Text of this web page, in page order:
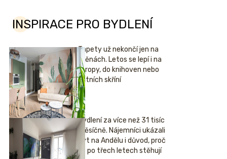
INSPIRACE PRO BYDLENÍ
Tapety už nekončí jen na
stěnách. Letos se lepí i na
stropy, do knihoven nebo
šatních skříní
Bydlení za více než 31 tisíc
měsíčně. Nájemníci ukázali
byt na Andělu i důvod, proč
se po třech letech stěhují